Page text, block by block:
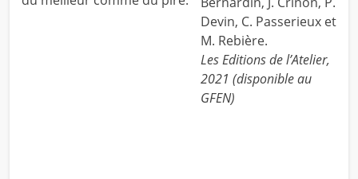
Devin, C. Passerieux et
M. Rebière.
Les Editions de l’Atelier,
2021 (disponible au
GFEN)